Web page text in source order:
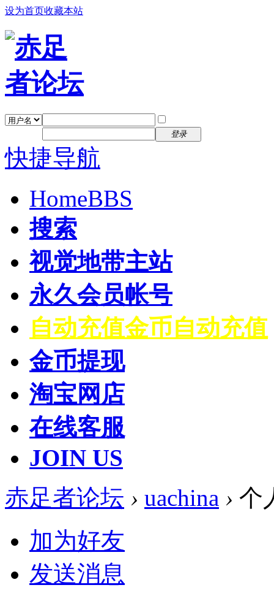
设为首页收藏本站
登录
快捷导航
HomeBBS
搜索
视觉地带主站
永久会员帐号
自动充值金币自动充值
金币提现
淘宝网店
在线客服
JOIN US
赤足者论坛 › uachina › 个
加为好友
发送消息